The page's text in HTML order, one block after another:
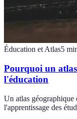
Éducation et Atlas5
Pourquoi un
l'éducation
Un atlas
l'apprentissage des